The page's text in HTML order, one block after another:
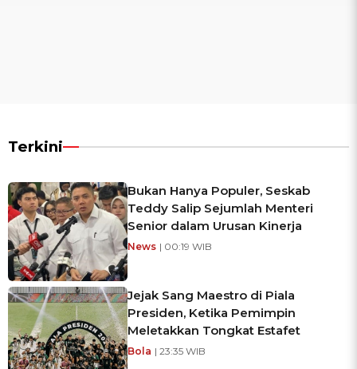
Terkini
Bukan Hanya Populer, Seskab
Teddy Salip Sejumlah Menteri
Senior dalam Urusan Kinerja
News | 00:19 WIB
Jejak Sang Maestro di Piala
Presiden, Ketika Pemimpin
Meletakkan Tongkat Estafet
Bola | 23:35 WIB